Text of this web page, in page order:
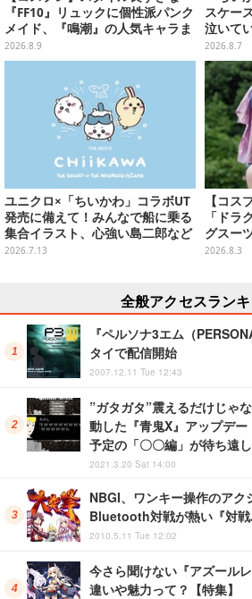
『FF10』リュックに個性派パンク
メイド、『鳴潮』の人気キャラま
で「ワンフェス」美女レイヤー6
選【写真28枚】
2026.8.9
スケー
泣いて
ン全4種
2026.8.7
ユニクロ×「ちいかわ」コラボUT
発売に備えて！みんなで船に乗る
集合イラスト、心強い島二郎など
映画を記念した特別コレクション
2026.7.13
【コス
「ドラ
グスー
フェス
7選【
2026.8.3
全般アクセスラン
『ペルソナ3エム（
タイで配信開始
2007.12.11 Tue 12:43
”ガタガタ”震えるだけじゃ
動した『青鬼X』アップデ
予定の「〇〇編」が待ち遠
2021.3.20 Sat 14:00
NBGI、ワンキー操作のアク
Bluetooth対戦が熱い『対
2010.5.11 Tue 12:02
今さら聞けない『アズール
違いや魅力って？【特集】